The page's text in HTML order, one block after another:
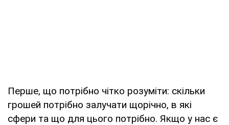
Перше, що потрібно чітко розуміти: скільки
грошей потрібно залучати щорічно, в які
сфери та що для цього потрібно. Якщо у нас є